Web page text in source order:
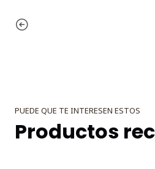
PUEDE QUE TE INTERESEN ESTOS
Productos